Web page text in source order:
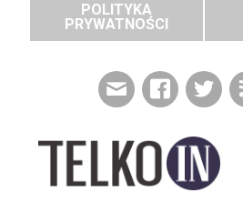
POLITYKA
PRYWATNOŚCI